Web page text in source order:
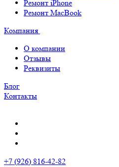
Ремонт iPhone
Ремонт MacBook
Компания
О компании
Отзывы
Реквизиты
Блог
Контакты
+7 (926) 816-42-82